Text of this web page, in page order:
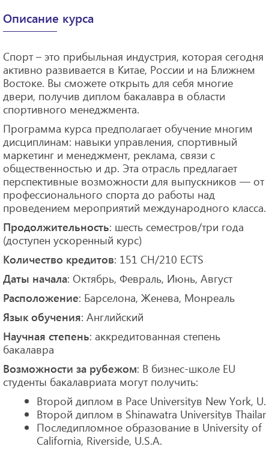
Описание курса
Спорт – это прибыльная индустрия, которая сегодня
активно развивается в Китае, России и на Ближнем
Востоке. Вы сможете открыть для себя многие
двери, получив диплом бакалавра в области
спортивного менеджмента.
Программа курса предполагает обучение многим
дисциплинам: навыки управления, спортивный
маркетинг и менеджмент, реклама, связи с
общественностью и др. Эта отрасль предлагает
перспективные возможности для выпускников — от
профессионального спорта до работы над
проведением мероприятий международного класса.
Продолжительность: шесть семестров/три года
(доступен ускоренный курс)
Количество кредитов: 151 CH/210 ECTS
Даты начала: Октябрь, Февраль, Июнь, Август
Расположение: Барселона, Женева, Монреаль
Язык обучения: Английский
Научная степень: аккредитованная степень
бакалавра
Возможности за рубежом: В бизнес-школе EU
студенты бакалавриата могут получить:
Второй диплом в Pace Universityв New York,
Второй диплом в Shinawatra Universityв
Последипломное образование в University of
California, Riverside, U.S.A.